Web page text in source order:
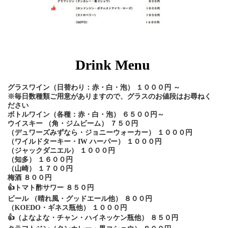
Drink Menu
グラスワイン（日替わり：赤・白・泡） １０００円 ～
※毎日数種類ご用意がありますので、グラスのお値段はお尋ねく
ださい
ボトルワイン（各種：赤・白・泡） ６５００円～
ウイスキー （角・ジムビーム） ７５０円
（デュワーズみずなら・ジョニーウォーカー） １０００円
（ワイルドターキー・IW ハーパー） １０００円
（ジャックダニエル） １０００円
（知多） １６００円
（山崎） １７００円
梅酒 ８００円
👍トマト酢サワー ８５０円
ビール （晴れ風・グッドエール他） ８００円
（KOEDO・ギネス瓶他） １０００円
👍（よなよな・チャン・ハイネッケン瓶他） ８５０円